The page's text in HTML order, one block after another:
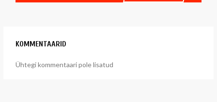
KOMMENTAARID
Ühtegi kommentaari pole lisatud